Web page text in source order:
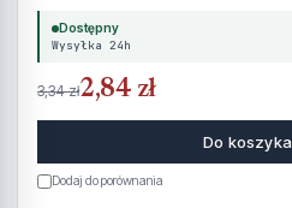
Dostępny
Wysyłka 24h
3,34 zł2,84 zł
Do koszyka
Dodaj do porównania